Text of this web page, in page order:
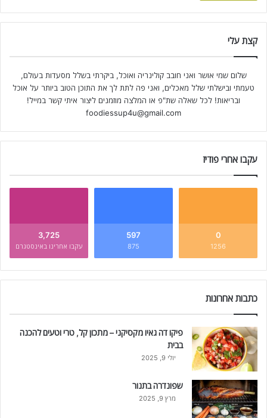
קצת עלי
שלום שמי אושר ואני חובב קולינריה ואוכל, ביקרתי בשלל מסעדות בעולם,
טעמתי ובישלתי שלל מאכלים, ואני פה לתת לך את התוכן הטוב ביותר על אוכל
ובריאות! לכל שאלה שת"פ או המלצה מוזמנים ליצור איתי קשר במייל!
foodiessup4u@gmail.com
עקבו אחרי פודיז
0
1256
597
875
3,725
עקבו אחרינו באינסטגרם
כתבות אחרונות
פיקו דה גאיו מקסיקני – מתכון קל, טרי וטעים להכנה
בבית
יולי 9, 2025
שפונדרה בתנור
מרץ 9, 2025